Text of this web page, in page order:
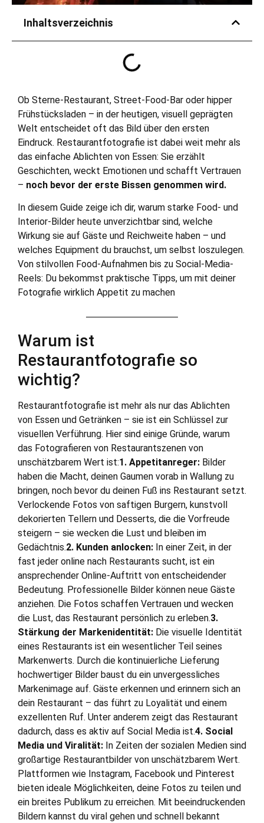
Inhaltsverzeichnis
Ob Sterne-Restaurant, Street-Food-Bar oder hipper
Frühstücksladen – in der heutigen, visuell geprägten
Welt entscheidet oft das Bild über den ersten
Eindruck. Restaurantfotografie ist dabei weit mehr als
das einfache Ablichten von Essen: Sie erzählt
Geschichten, weckt Emotionen und schafft Vertrauen
– noch bevor der erste Bissen genommen wird.
In diesem Guide zeige ich dir, warum starke Food- und
Interior-Bilder heute unverzichtbar sind, welche
Wirkung sie auf Gäste und Reichweite haben – und
welches Equipment du brauchst, um selbst loszulegen.
Von stilvollen Food-Aufnahmen bis zu Social-Media-
Reels: Du bekommst praktische Tipps, um mit deiner
Fotografie wirklich Appetit zu machen
Warum ist
Restaurantfotografie so
wichtig?
Restaurantfotografie ist mehr als nur das Ablichten
von Essen und Getränken – sie ist ein Schlüssel zur
visuellen Verführung. Hier sind einige Gründe, warum
das Fotografieren von Restaurantszenen von
unschätzbarem Wert ist:1. Appetitanreger: Bilder
haben die Macht, deinen Gaumen vorab in Wallung zu
bringen, noch bevor du deinen Fuß ins Restaurant setzt.
Verlockende Fotos von saftigen Burgern, kunstvoll
dekorierten Tellern und Desserts, die die Vorfreude
steigern – sie wecken die Lust und bleiben im
Gedächtnis.2. Kunden anlocken: In einer Zeit, in der
fast jeder online nach Restaurants sucht, ist ein
ansprechender Online-Auftritt von entscheidender
Bedeutung. Professionelle Bilder können neue Gäste
anziehen. Die Fotos schaffen Vertrauen und wecken
die Lust, das Restaurant persönlich zu erleben.3.
Stärkung der Markenidentität: Die visuelle Identität
eines Restaurants ist ein wesentlicher Teil seines
Markenwerts. Durch die kontinuierliche Lieferung
hochwertiger Bilder baust du ein unvergessliches
Markenimage auf. Gäste erkennen und erinnern sich an
dein Restaurant – das führt zu Loyalität und einem
exzellenten Ruf. Unter anderem zeigt das Restaurant
dadurch, dass es aktiv auf Social Media ist.4. Social
Media und Viralität: In Zeiten der sozialen Medien sind
großartige Restaurantbilder von unschätzbarem Wert.
Plattformen wie Instagram, Facebook und Pinterest
bieten ideale Möglichkeiten, deine Fotos zu teilen und
ein breites Publikum zu erreichen. Mit beeindruckenden
Bildern kannst du viral gehen und schnell bekannt